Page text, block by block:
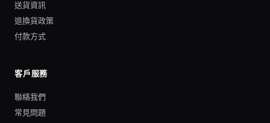
送貨資訊
退換貨政策
付款方式
客戶服務
聯絡我們
常見問題